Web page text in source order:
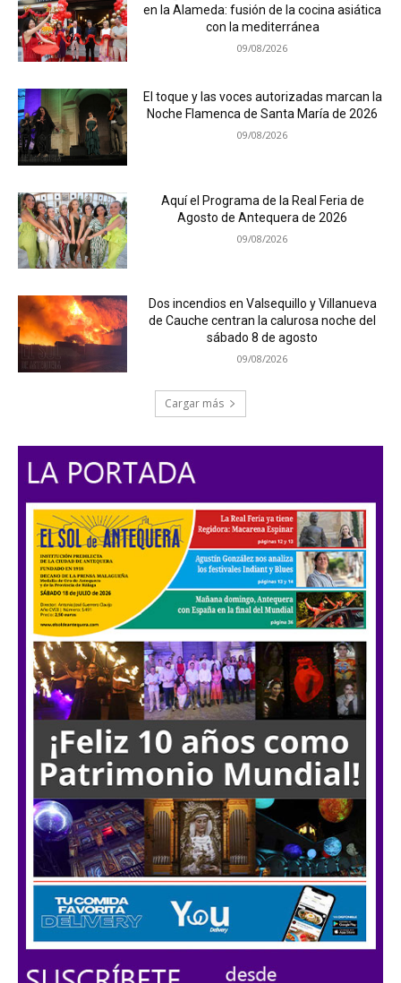
en la Alameda: fusión de la cocina asiática
con la mediterránea
09/08/2026
El toque y las voces autorizadas marcan la
Noche Flamenca de Santa María de 2026
09/08/2026
Aquí el Programa de la Real Feria de
Agosto de Antequera de 2026
09/08/2026
Dos incendios en Valsequillo y Villanueva
de Cauche centran la calurosa noche del
sábado 8 de agosto
09/08/2026
Cargar más